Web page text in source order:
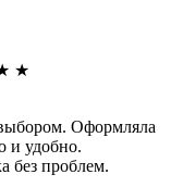
★
Оформляла
и удобно.
без проблем.